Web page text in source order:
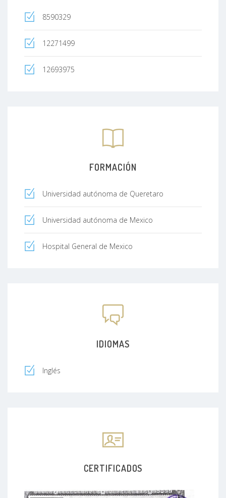
8590329
12271499
12693975
FORMACIÓN
Universidad autónoma de Queretaro
Universidad autónoma de Mexico
Hospital General de Mexico
IDIOMAS
Inglés
CERTIFICADOS